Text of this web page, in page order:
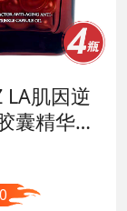
LA肌因逆
囊精华油